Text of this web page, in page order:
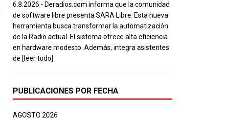
6.8.2026.- Deradios.com informa que la comunidad
de software libre presenta SARA Libre. Esta nueva
herramienta busca transformar la automatización
de la Radio actual. El sistema ofrece alta eficiencia
en hardware modesto. Además, integra asistentes
de [leer todo]
PUBLICACIONES POR FECHA
AGOSTO 2026